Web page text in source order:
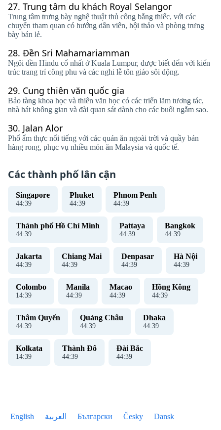
27. Trung tâm du khách Royal Selangor
Trung tâm trưng bày nghệ thuật thủ công bằng thiếc, với các
chuyến tham quan có hướng dẫn viên, hội thảo và phòng trưng
bày bán lẻ.
28. Đền Sri Mahamariamman
Ngôi đền Hindu cổ nhất ở Kuala Lumpur, được biết đến với kiến ​​
trúc trang trí công phu và các nghi lễ tôn giáo sôi động.
29. Cung thiên văn quốc gia
Bảo tàng khoa học và thiên văn học có các triển lãm tương tác,
nhà hát không gian và đài quan sát dành cho các buổi ngắm sao.
30. Jalan Alor
Phố ẩm thực nổi tiếng với các quán ăn ngoài trời và quầy bán
hàng rong, phục vụ nhiều món ăn Malaysia và quốc tế.
Các thành phố lân cận
Singapore
44:39
Phuket
44:39
Phnom Penh
44:39
Thành phố Hồ Chí Minh
44:39
Pattaya
44:39
Bangkok
44:39
Jakarta
44:39
Chiang Mai
44:39
Denpasar
44:39
Hà Nội
44:39
Colombo
14:39
Manila
44:39
Macao
44:39
Hồng Kông
44:39
Thâm Quyến
44:39
Quảng Châu
44:39
Dhaka
44:39
Kolkata
14:39
Thành Đô
44:39
Đài Bắc
44:39
English العربية Български Česky Dansk